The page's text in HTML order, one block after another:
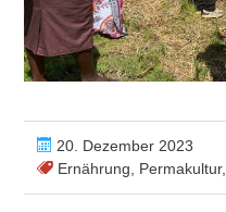
20. Dezember 2023
Ernährung, Permakultur,